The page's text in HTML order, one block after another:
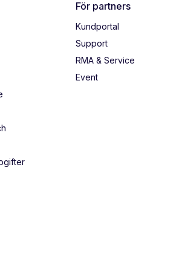
För partners
Kundportal
Support
RMA & Service
Event